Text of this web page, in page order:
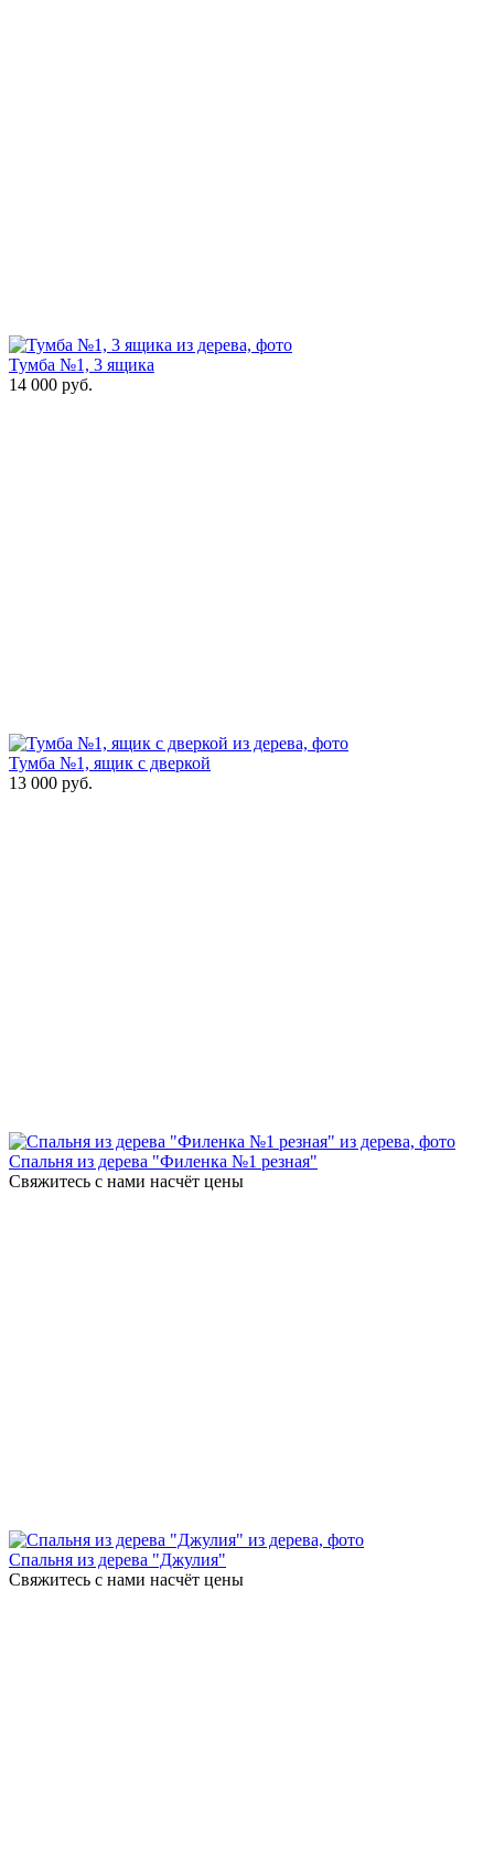
Тумба №1, 3 ящика
14 000 руб.
Тумба №1, ящик с дверкой
13 000 руб.
Спальня из дерева "Филенка №1 резная"
Свяжитесь с нами насчёт цены
Спальня из дерева "Джулия"
Свяжитесь с нами насчёт цены